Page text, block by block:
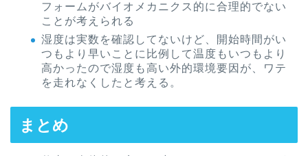
フォームがバイオメカニクス的に合理的でない
ことが考えられる
湿度は実数を確認してないけど、開始時間がい
つもより早いことに比例して温度もいつもより
高かったので湿度も高い外的環境要因が、ワテ
を走れなくしたと考える。
まとめ